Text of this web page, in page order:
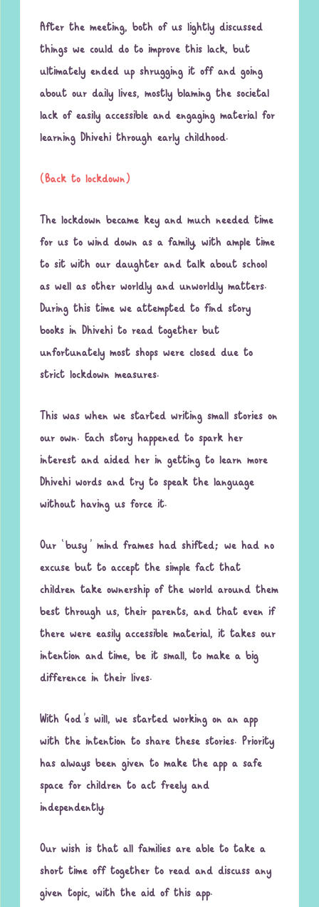
After the meeting, both of us lightly discussed
things we could do to improve this lack, but
ultimately ended up shrugging it off and going
about our daily lives, mostly blaming the societal
lack of easily accessible and engaging material for
learning Dhivehi through early childhood.
(Back to lockdown)
The lockdown became key and much needed time
for us to wind down as a family, with ample time
to sit with our daughter and talk about school
as well as other worldly and unworldly matters.
During this time we attempted to find story
books in Dhivehi to read together but
unfortunately most shops were closed due to
strict lockdown measures.
This was when we started writing small stories on
our own. Each story happened to spark her
interest and aided her in getting to learn more
Dhivehi words and try to speak the language
without having us force it.
Our ‘busy’ mind frames had shifted; we had no
excuse but to accept the simple fact that
children take ownership of the world around them
best through us, their parents, and that even if
there were easily accessible material, it takes our
intention and time, be it small, to make a big
difference in their lives.
With God’s will, we started working on an app
with the intention to share these stories. Priority
has always been given to make the app a safe
space for children to act freely and
independently.
Our wish is that all families are able to take a
short time off together to read and discuss any
given topic, with the aid of this app.